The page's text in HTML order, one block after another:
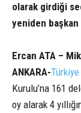
olarak girdiği
yeniden
Ercan ATA –
ANKARA-
Kurulu’na 161
oy alarak 4